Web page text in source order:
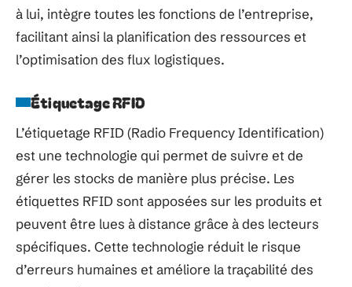
à lui, intègre toutes les fonctions de l’entreprise,
facilitant ainsi la planification des ressources et
l’optimisation des flux logistiques.
Étiquetage RFID
L’étiquetage RFID (Radio Frequency Identification)
est une technologie qui permet de suivre et de
gérer les stocks de manière plus précise. Les
étiquettes RFID sont apposées sur les produits et
peuvent être lues à distance grâce à des lecteurs
spécifiques. Cette technologie réduit le risque
d’erreurs humaines et améliore la traçabilité des